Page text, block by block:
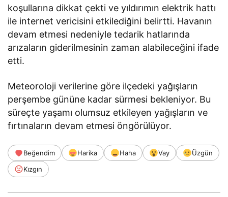
koşullarına dikkat çekti ve yıldırımın elektrik hattı
ile internet vericisini etkilediğini belirtti. Havanın
devam etmesi nedeniyle tedarik hatlarında
arızaların giderilmesinin zaman alabileceğini ifade
etti.
Meteoroloji verilerine göre ilçedeki yağışların
perşembe gününe kadar sürmesi bekleniyor. Bu
süreçte yaşamı olumsuz etkileyen yağışların ve
fırtınaların devam etmesi öngörülüyor.
Beğendim Harika Haha Vay
Üzgün
Kızgın